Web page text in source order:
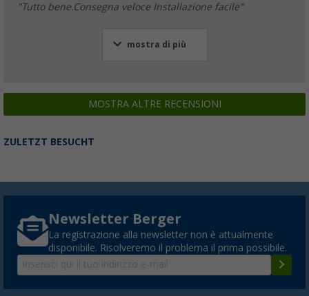
"Tutto bene.Consegna veloce Installazione facile"
mostra di più
MOSTRA ALTRE RECENSIONI
ZULETZT BESUCHT
Newsletter Berger
La registrazione alla newsletter non è attualmente
disponibile. Risolveremo il problema il prima possibile.